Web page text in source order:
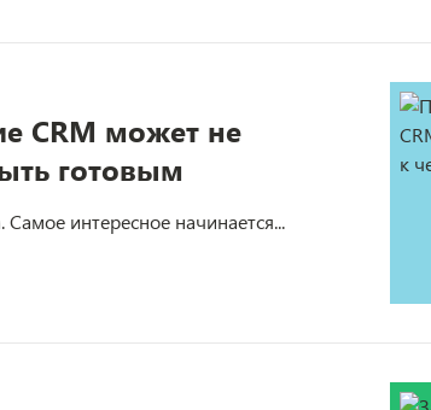
CRM может не
готовым
интересное начинается...